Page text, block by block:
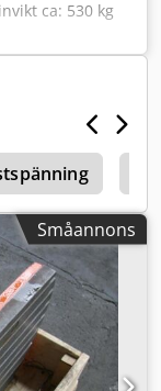
ca: 530 kg
–
stycken
B x H: 800 x
Småannons